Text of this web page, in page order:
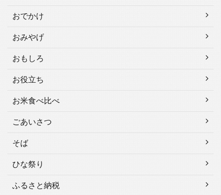
おでかけ
おみやげ
おもしろ
お役立ち
お米食べ比べ
ごあいさつ
そば
ひな祭り
ふるさと納税